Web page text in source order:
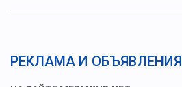
РЕКЛАМА И ОБЪЯВЛЕНИЯ